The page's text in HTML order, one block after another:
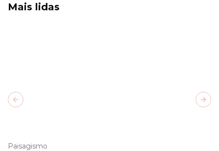
Mais lidas
Paisagismo
Previous slide